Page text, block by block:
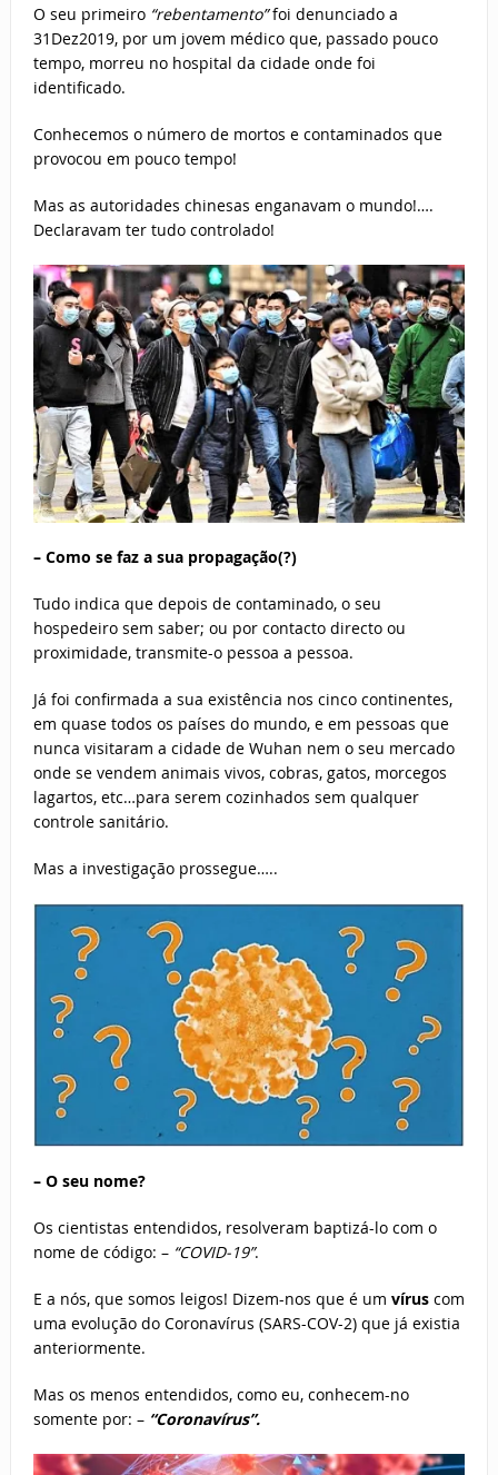
O seu primeiro “rebentamento”foi denunciado a
31Dez2019, por um jovem médico que, passado pouco
tempo, morreu no hospital da cidade onde foi
identificado.
Conhecemos o número de mortos e contaminados que
provocou em pouco tempo!
Mas as autoridades chinesas enganavam o mundo!….
Declaravam ter tudo controlado!
– Como se faz a sua propagação(?)
Tudo indica que depois de contaminado, o seu
hospedeiro sem saber; ou por contacto directo ou
proximidade, transmite-o pessoa a pessoa.
Já foi confirmada a sua existência nos cinco continentes,
em quase todos os países do mundo, e em pessoas que
nunca visitaram a cidade de Wuhan nem o seu mercado
onde se vendem animais vivos, cobras, gatos, morcegos
lagartos, etc…para serem cozinhados sem qualquer
controle sanitário.
Mas a investigação prossegue…..
– O seu nome?
Os cientistas entendidos, resolveram baptizá-lo com o
nome de código: – “COVID-19”.
E a nós, que somos leigos! Dizem-nos que é um víruscom
uma evolução do Coronavírus (SARS-COV-2) que já existia
anteriormente.
Mas os menos entendidos, como eu, conhecem-no
somente por: – “Coronavírus”.